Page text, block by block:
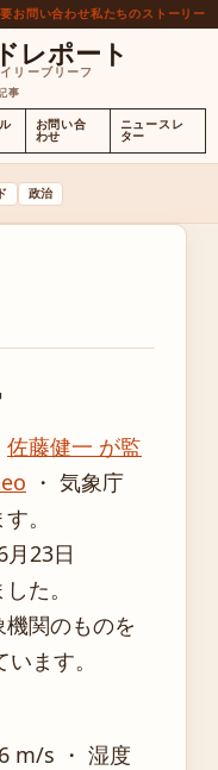
お問い合わせ私たちのストーリー
レポート
リーブリーフ
事
お問い合
わせ
ニュースレ
ター
政治
佐藤健一 が監
・ 気象庁
。
23日
た。
関のものを
ます。
m/s ・ 湿度